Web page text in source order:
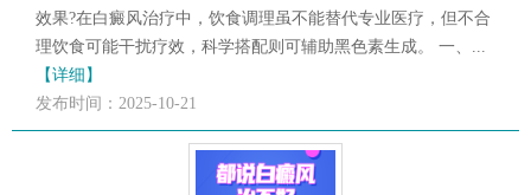
效果?在白癜风治疗中，饮食调理虽不能替代专业医疗，但不合
理饮食可能干扰疗效，科学搭配则可辅助黑色素生成。 一、...
【详细】
发布时间：2025-10-21